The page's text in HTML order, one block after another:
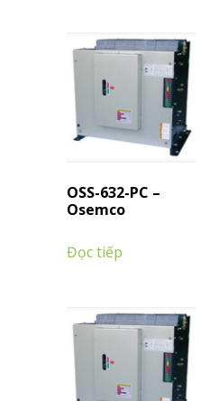
OSS-632-PC –
Osemco
Đọc tiếp